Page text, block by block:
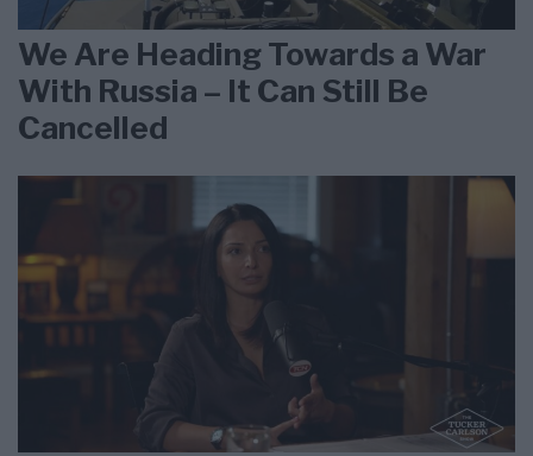
We Are Heading Towards a War
With Russia – It Can Still Be
Cancelled